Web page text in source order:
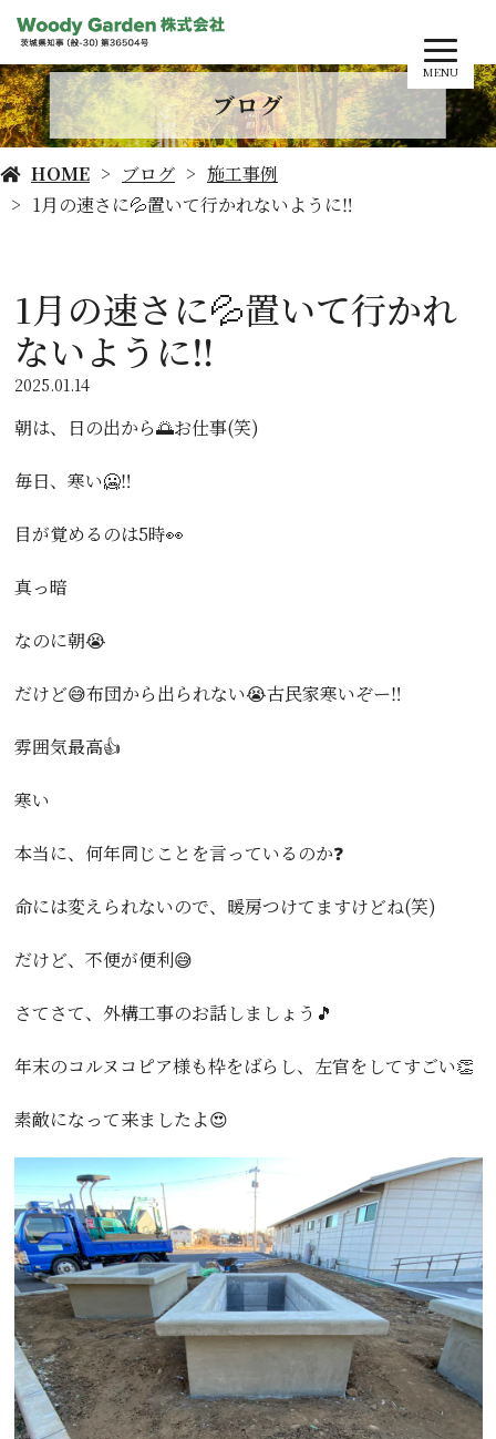
MENU
ブログ
HOME ブログ
施工事例
1月の速さに💦置いて行かれないように‼️
1月の速さに💦置いて行かれ
ないように‼️
2025.01.14
朝は、日の出から🌅お仕事(笑)
毎日、寒い🥶‼️
目が覚めるのは5時👀
真っ暗
なのに朝😭
だけど😅布団から出られない😭古民家寒いぞー‼️
雰囲気最高👍
寒い
本当に、何年同じことを言っているのか❓
命には変えられないので、暖房つけてますけどね(笑)
だけど、不便が便利😅
さてさて、外構工事のお話しましょう🎵
年末のコルヌコピア様も枠をばらし、左官をしてすごい👏
素敵になって来ましたよ😍